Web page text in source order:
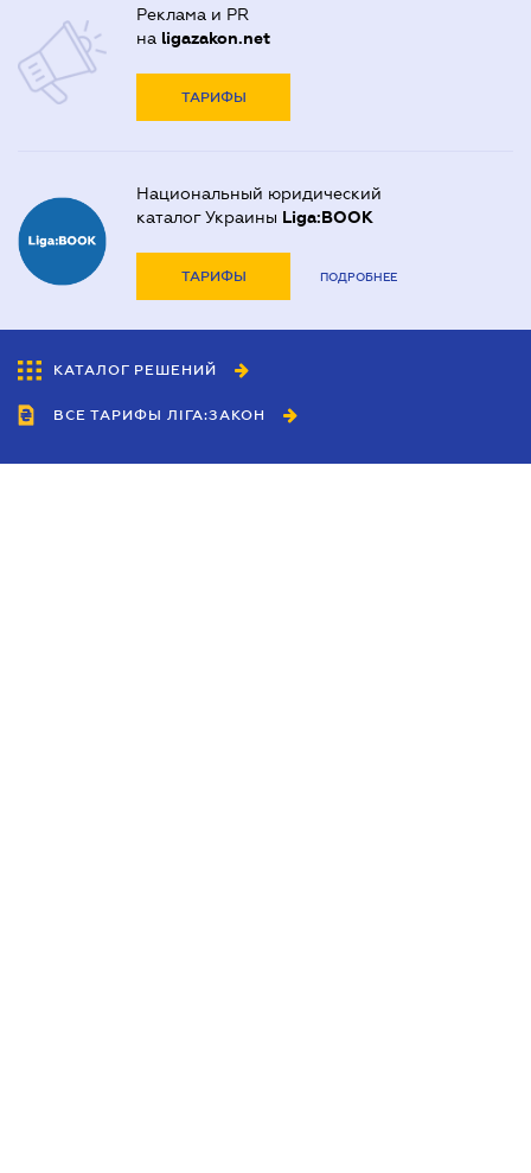
Реклама и PR
на ligazakon.net
ТАРИФЫ
Национальный юридический
каталог Украины Liga:BOOK
ТАРИФЫ ПОДРОБНЕЕ
КАТАЛОГ РЕШЕНИЙ
ВСЕ ТАРИФЫ ЛІГА:ЗАКОН